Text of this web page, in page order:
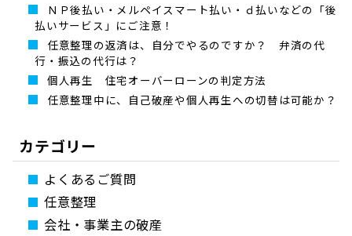
ＮＰ後払い・メルペイスマート払い・ｄ払いなどの「後
払いサービス」にご注意！
任意整理の返済は、自分でやるのですか？ 弁済の代
行・振込の代行は？
個人再生 住宅オーバーローンの判定方法
任意整理中に、自己破産や個人再生への切替は可能か？
カテゴリー
よくあるご質問
任意整理
会社・事業主の破産